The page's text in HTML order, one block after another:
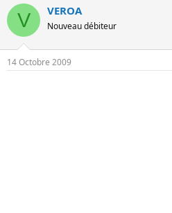
t
e
r
d
e
t
d
d
é
V VEROA
Nouveau débiteur
14 Octobre 2009